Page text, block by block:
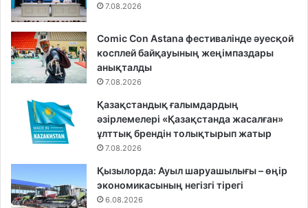
7.08.2026
Comic Con Astana фестивалінде әуесқой
косплей байқауының жеңімпаздары
анықталды
7.08.2026
Қазақстандық ғалымдардың
әзірлемелері «Қазақстанда жасалған»
ұлттық брендін толықтырып жатыр
7.08.2026
Қызылорда: Ауыл шаруашылығы – өңір
экономикасының негізгі тірегі
6.08.2026